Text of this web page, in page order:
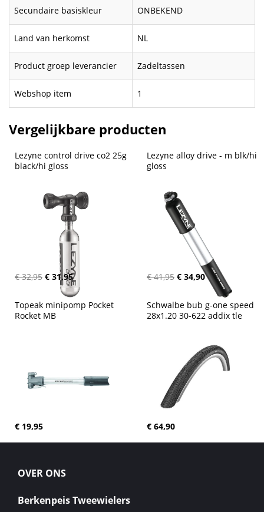
Secundaire basiskleur ONBEKEND
Land van herkomst NL
Product groep leverancier Zadeltassen
Webshop item 1
Vergelijkbare producten
Lezyne control drive co2 25g
black/hi gloss
€ 32,95 € 31,95
Lezyne alloy drive - m blk/hi
gloss
€ 41,95 € 34,90
Topeak minipomp Pocket
Rocket MB
€ 19,95
Schwalbe bub g-one speed
28x1.20 30-622 addix tle
€ 64,90
OVER ONS
Berkenpeis Tweewielers